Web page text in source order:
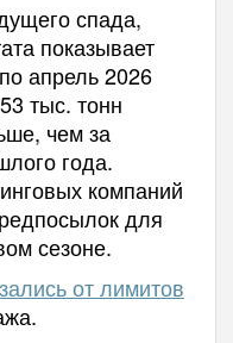
спада,
показывает
апрель 2026
тыс. тонн
чем за
года.
компаний
для
сезоне.
от лимитов